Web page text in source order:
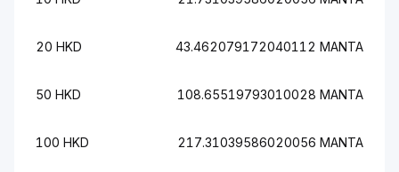
20 HKD 43.462079172040112 MANTA
50 HKD 108.65519793010028 MANTA
100 HKD 217.31039586020056 MANTA